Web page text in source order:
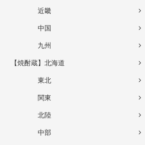
近畿
中国
九州
【焼酎蔵】北海道
東北
関東
北陸
中部